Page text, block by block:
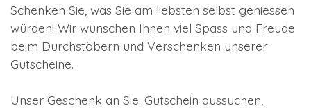
Schenken Sie, was Sie am liebsten selbst geniessen
würden! Wir wünschen Ihnen viel Spass und Freude
beim Durchstöbern und Verschenken unserer
Gutscheine.
Unser Geschenk an Sie: Gutschein aussuchen,